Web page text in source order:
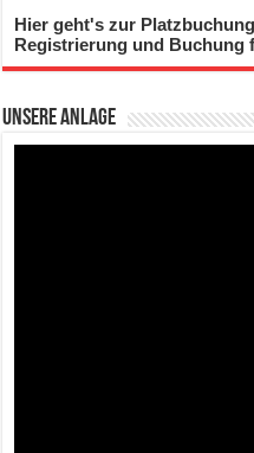
Hier geht's zur
Registrierung und Buchung
Unsere Anlage